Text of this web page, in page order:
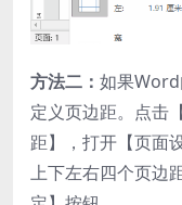
方法二： 如果Word
定义页边距。点击
距】，打开【页面
上下左右四个页边